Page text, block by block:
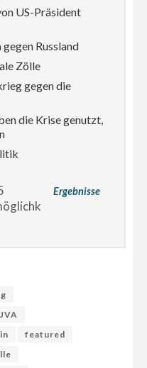
US-Präsident
Russland
Zölle
gegen die
die Krise genutzt,
Ergebnisse
featured